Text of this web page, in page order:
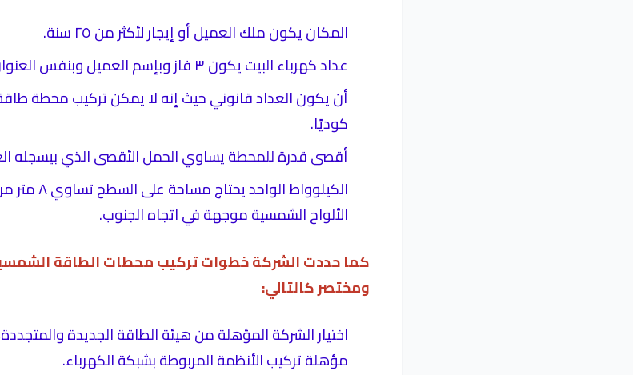
المكان يكون ملك العميل أو إيجار لأكثر من ٢٥ سنة.
عداد كهرباء البيت يكون ٣ فاز وبإسم العميل وبنفس العنوان.
أن يكون العداد قانوني حيث إنه لا يمكن تركيب محطة
كوديًا.
أقصى قدرة للمحطة يساوي الحمل الأقصى الذي بيسجله
الكيلوواط
الألواح الشمسية موجهة في اتجاه الجنوب.
كما حددت الشركة خطوات تركيب محطات الطاقة
ومختصر كالتالي:
اختيار الشركة المؤهلة من هيئة الطاقة الجديدة
مؤهلة تركيب الأنظمة المربوطة بشبكة الكهرباء.